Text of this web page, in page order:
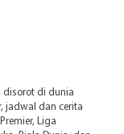
disorot di dunia
jadwal dan cerita
Liga